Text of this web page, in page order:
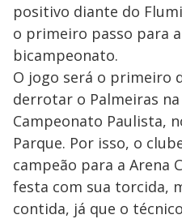
positivo diante do
o primeiro passo para
bicampeonato.
O jogo será o primeiro
derrotar o Palmeiras
Campeonato Paulista,
Parque. Por isso, o
campeão para a Arena
festa com sua torcida,
contida, já que o